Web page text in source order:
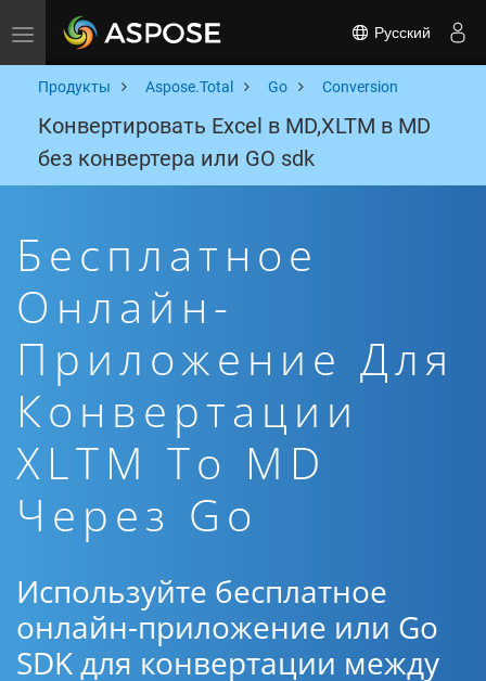
Toggle navigation Русский
Продукты Aspose.Total Go Conversion
Конвертировать Excel в MD,XLTM в MD
без конвертера или GO sdk
Бесплатное
Онлайн-
Приложение Для
Конвертации
XLTM To MD
Через Go
Используйте бесплатное
онлайн-приложение или Go
SDK для конвертации между